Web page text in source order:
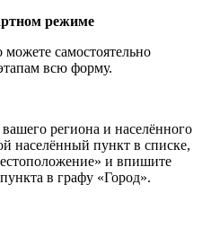
режиме
самостоятельно
всю форму.
региона и населённого
населённый пункт в списке,
и впишите
в графу «Город».